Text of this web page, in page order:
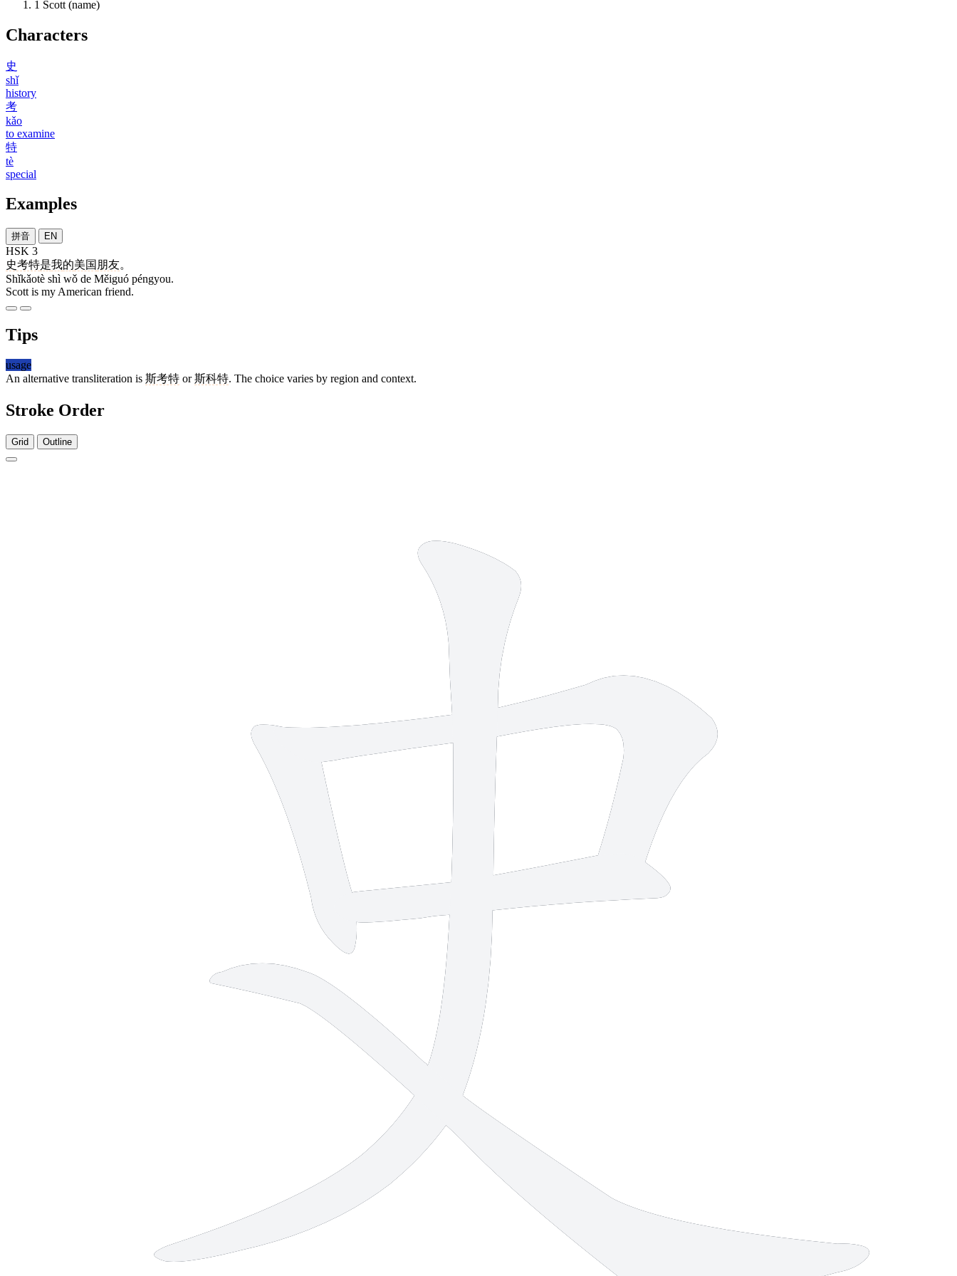
1 Scott (name)
Characters
史
shǐ
history
考
kǎo
to examine
特
tè
special
Examples
拼音 EN
HSK 3
史考特是我的美国 朋友。
Shǐkǎotè shì wǒ de Měiguó péngyou.
Scott is my American friend.
Tips
usage
An alternative transliteration is 斯考特 or斯科特. The choice varies by region and context.
Stroke Order
Grid Outline